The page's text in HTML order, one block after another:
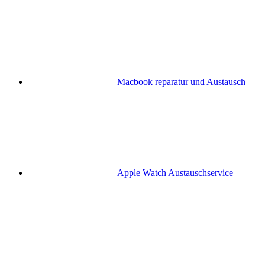
Macbook reparatur und Austausch
Apple Watch Austauschservice